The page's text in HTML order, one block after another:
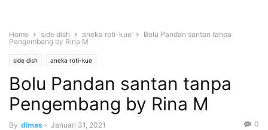
Home side dish aneka roti-kue
Bolu Pandan santan tanpa
Pengembang by Rina M
side dish aneka roti-kue
Bolu Pandan santan tanpa
Pengembang by Rina M
By dimas - Januari 31, 2021 0